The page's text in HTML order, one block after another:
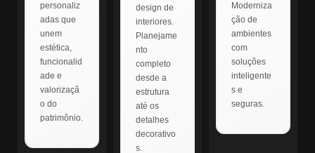
personaliz
adas que
unem
estética,
funcionalid
ade e
valorizaçã
o do
patrimônio.
design de
interiores.
Planejame
nto
completo
desde a
estrutura
até os
detalhes
decorativo
s.
Moderniza
ção de
ambientes
com
soluções
inteligente
s e
seguras.